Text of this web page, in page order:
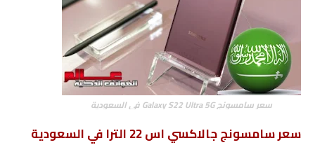
سعر سامسونج Galaxy S22 Ultra 5G في السعودية
سعر سامسونج جالاكسي اس 22 الترا في السعودية